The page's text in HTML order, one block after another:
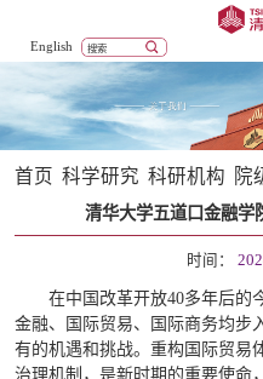
English
首页 科学研究 科研机构 院
清华大学五道口金融学
时间：
在中国改革开放40多年后的
金融、国际贸易、国际商务均步
有的机遇和挑战。重构国际贸易
治理机制，是新时期的重要使命